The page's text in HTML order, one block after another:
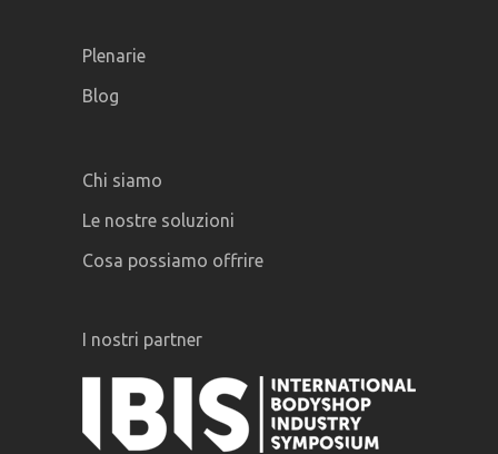
Plenarie
Blog
Chi siamo
Le nostre soluzioni
Cosa possiamo offrire
I nostri partner